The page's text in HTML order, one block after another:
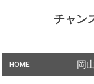
チャン
HOME 岡